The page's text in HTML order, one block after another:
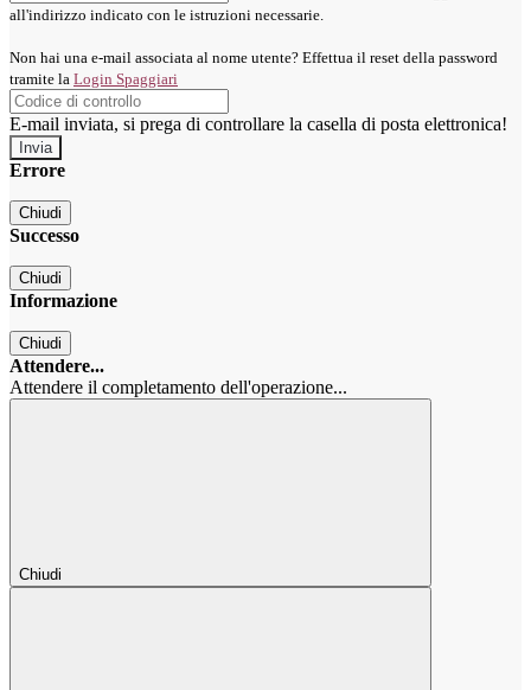
all'indirizzo indicato con le istruzioni necessarie.
Non hai una e-mail associata al nome utente? Effettua il reset della password
tramite la Login Spaggiari
E-mail inviata, si prega di controllare la casella di posta elettronica!
Errore
Chiudi
Successo
Chiudi
Informazione
Chiudi
Attendere...
Attendere il completamento dell'operazione...
Chiudi